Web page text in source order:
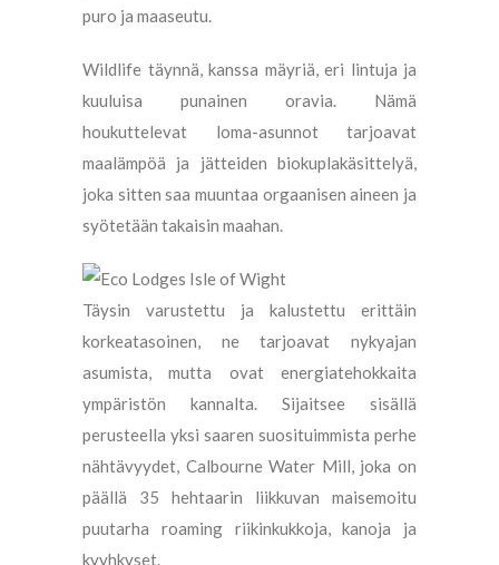
puro ja maaseutu.
Wildlife täynnä, kanssa mäyriä, eri lintuja ja
kuuluisa punainen oravia. Nämä
houkuttelevat loma-asunnot tarjoavat
maalämpöä ja jätteiden biokuplakäsittelyä,
joka sitten saa muuntaa orgaanisen aineen ja
syötetään takaisin maahan.
Täysin varustettu ja kalustettu erittäin
korkeatasoinen, ne tarjoavat nykyajan
asumista, mutta ovat energiatehokkaita
ympäristön kannalta. Sijaitsee sisällä
perusteella yksi saaren suosituimmista perhe
nähtävyydet, Calbourne Water Mill, joka on
päällä 35 hehtaarin liikkuvan maisemoitu
puutarha roaming riikinkukkoja, kanoja ja
kyyhkyset.